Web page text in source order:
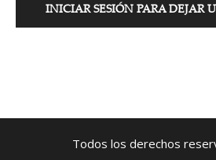
INICIAR SESIÓN PARA DEJAR
Todos los derechos